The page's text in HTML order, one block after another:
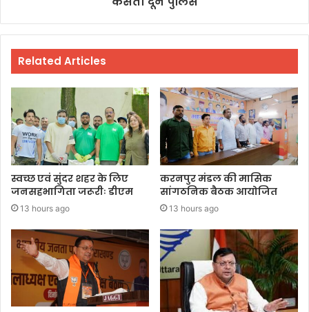
Related Articles
स्वच्छ एवं सुंदर शहर के लिए
जनसहभागिता जरूरीः डीएम
13 hours ago
करनपुर मंडल की मासिक
सांगठनिक बैठक आयोजित
13 hours ago